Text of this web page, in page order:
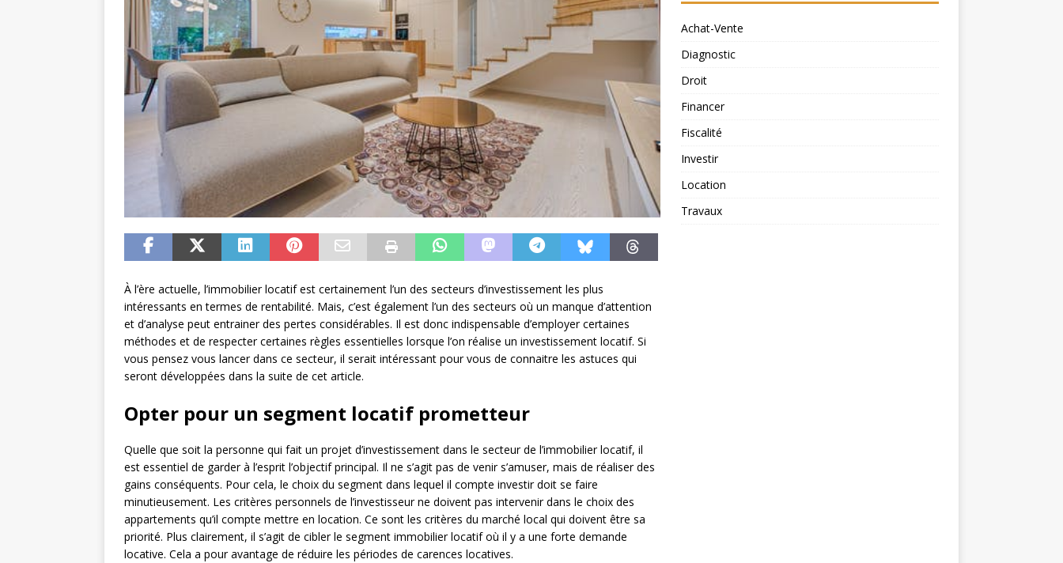
À l’ère actuelle, l’immobilier locatif est certainement l’un des secteurs d’investissement les plus
intéressants en termes de rentabilité. Mais, c’est également l’un des secteurs où un manque d’attention
et d’analyse peut entrainer des pertes considérables. Il est donc indispensable d’employer certaines
méthodes et de respecter certaines règles essentielles lorsque l’on réalise un investissement locatif. Si
vous pensez vous lancer dans ce secteur, il serait intéressant pour vous de connaitre les astuces qui
seront développées dans la suite de cet article.
Opter pour un segment locatif prometteur
Quelle que soit la personne qui fait un projet d’investissement dans le secteur de l’immobilier locatif, il
est essentiel de garder à l’esprit l’objectif principal. Il ne s’agit pas de venir s’amuser, mais de réaliser des
gains conséquents. Pour cela, le choix du segment dans lequel il compte investir doit se faire
minutieusement. Les critères personnels de l’investisseur ne doivent pas intervenir dans le choix des
appartements qu’il compte mettre en location. Ce sont les critères du marché local qui doivent être sa
priorité. Plus clairement, il s’agit de cibler le segment immobilier locatif où il y a une forte demande
locative. Cela a pour avantage de réduire les périodes de carences locatives.
Achat-Vente
Diagnostic
Droit
Financer
Fiscalité
Investir
Location
Travaux